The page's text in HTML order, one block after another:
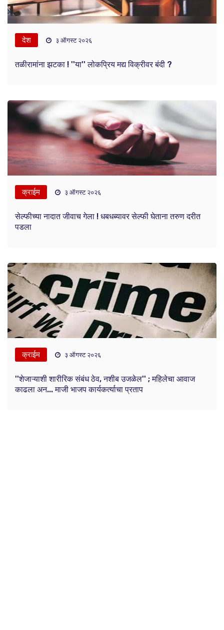
देश ३ ऑगस्ट २०२६
तळीरामांना झटका ! ''या'' लोकप्रिय मद्य विक्रीवर बंदी ?
क्राईम ३ ऑगस्ट २०२६
सेल्फीच्या नादात जीवाच गेला ! धबधब्यावर सेल्फी घेताना तरुण दरीत
पडला
क्राईम ३ ऑगस्ट २०२६
''शेजाऱ्याशी शारीरिक संबंध ठेव, नशीब उजळेल'' ; महिलेचा आवाज
काढला अन... माजी भाजप कार्यकर्त्याचा प्रताप